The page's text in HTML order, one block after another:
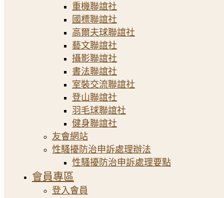
重機聯誼社
國標聯誼社
高爾夫球聯誼社
藝文聯誼社
攝影聯誼社
書法聯誼社
室裝交流聯誼社
登山聯誼社
羽毛球聯誼社
健身聯誼社
友會網站
性騷擾防治申訴處理辦法
性騷擾防治申訴處理要點
會員專區
登入會員